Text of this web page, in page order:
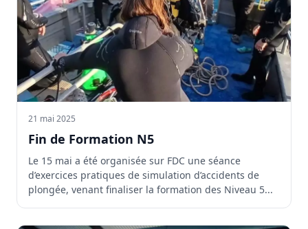
21 mai 2025
Fin de Formation N5
Le 15 mai a été organisée sur FDC une séance
d’exercices pratiques de simulation d’accidents de
plongée, venant finaliser la formation des Niveau 5...